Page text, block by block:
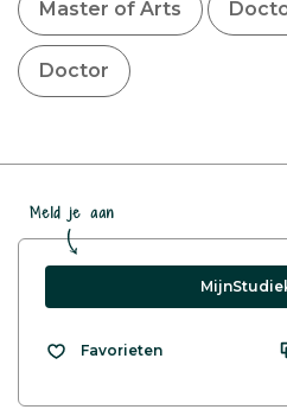
Master of Arts
Doctor
Meld je aan
Favorieten